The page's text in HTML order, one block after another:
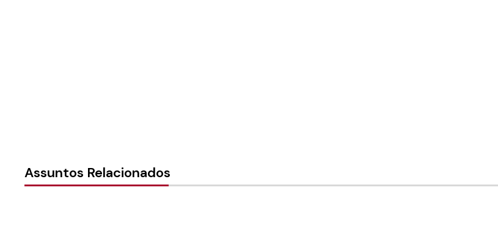
Assuntos Relacionados